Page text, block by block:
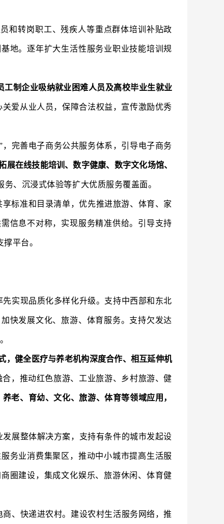
和转岗职工、残疾人等重点群体培训补贴政
地。逐年扩大生活性服务业职业技能培训规
制企业吸纳就业困难人员及高校毕业生就业
爱从业人员，保障合法权益，宣传激励优秀
完善电子商务公共服务体系，引导电子商务
展在线技能培训、数字健康、数字文化场馆、
、沉浸式体验等扩大优质服务覆盖面。
标准和目录清单，优先推进旅游、体育、家
信息不对称，实现服务精准供给。引导支持
平台。
实现品质化多样化升级。支持中西部和东北
快发展文化、旅游、体育服务。支持欠发达
，健全医疗与养老机构深度合作、相互延伸机
，推动红色旅游、工业旅游、乡村旅游、健
老、育幼、文化、旅游、体育等领域应用，
展整体解决方案，支持有条件的城市发起设
务业消费集聚区，推动中小城市提高生活服
圈建设，集成文化娱乐、旅游休闲、体育健
、快递进农村。建设农村生活服务网络，推